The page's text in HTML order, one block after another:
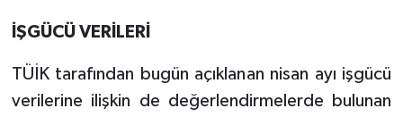
İŞGÜCÜ VERİLERİ
TÜİK tarafından bugün açıklanan nisan ayı işgücü
verilerine ilişkin de değerlendirmelerde bulunan